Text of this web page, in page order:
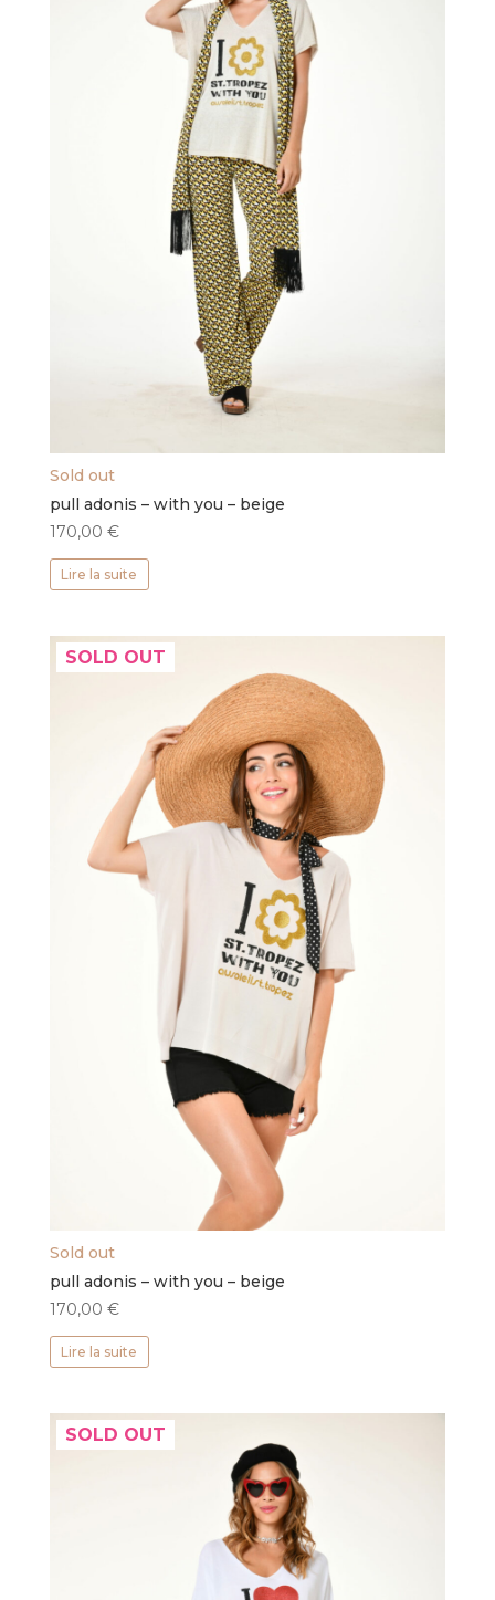
Sold out
pull adonis – with you – beige
170,00 €
Lire la suite
SOLD OUT
Sold out
pull adonis – with you – beige
170,00 €
Lire la suite
SOLD OUT